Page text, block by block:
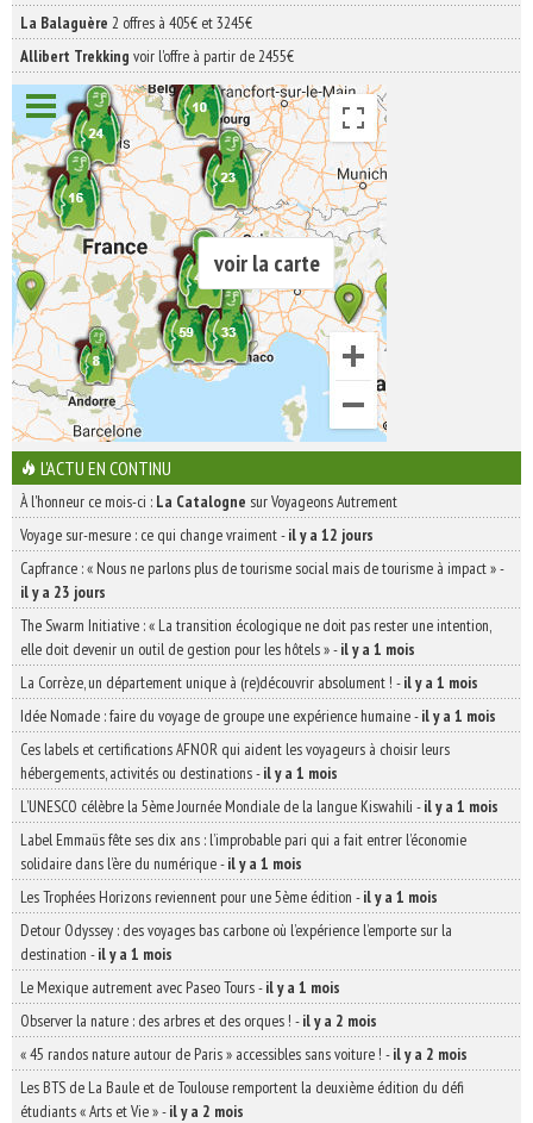
La Balaguère 2 offres à 405€ et 3245€
Allibert Trekking voir l'offre à partir de 2455€
voir la carte
L'ACTU EN CONTINU
À l'honneur ce mois-ci : La Catalogne sur Voyageons Autrement
Voyage sur-mesure : ce qui change vraiment-il y a 12 jours
Capfrance : « Nous ne parlons plus de tourisme social mais de tourisme à impact »-
il y a 23 jours
The Swarm Initiative : « La transition écologique ne doit pas rester une intention,
elle doit devenir un outil de gestion pour les hôtels »-il y a 1 mois
La Corrèze, un département unique à (re)découvrir absolument ! -il y a 1 mois
Idée Nomade : faire du voyage de groupe une expérience humaine-il y a 1 mois
Ces labels et certifications AFNOR qui aident les voyageurs à choisir leurs
hébergements, activités ou destinations-il y a 1 mois
L’UNESCO célèbre la 5ème Journée Mondiale de la langue Kiswahili -il y a 1 mois
Label Emmaüs fête ses dix ans : l’improbable pari qui a fait entrer l’économie
solidaire dans l’ère du numérique-il y a 1 mois
Les Trophées Horizons reviennent pour une 5ème édition -il y a 1 mois
Detour Odyssey : des voyages bas carbone où l’expérience l’emporte sur la
destination -il y a 1 mois
Le Mexique autrement avec Paseo Tours-il y a 1 mois
Observer la nature : des arbres et des orques ! -il y a 2 mois
« 45 randos nature autour de Paris » accessibles sans voiture ! -il y a 2 mois
Les BTS de La Baule et de Toulouse remportent la deuxième édition du défi
étudiants « Arts et Vie »-il y a 2 mois